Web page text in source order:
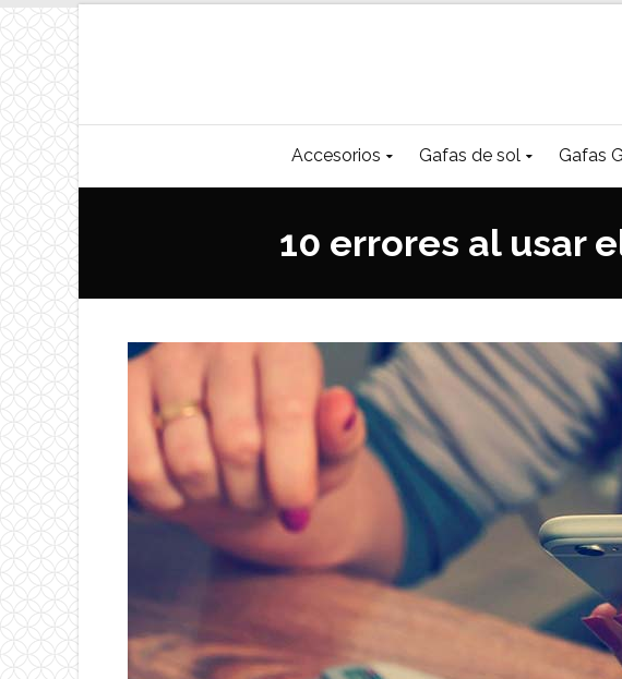
Accesorios Gafas de sol Gafas
10 errores al usar